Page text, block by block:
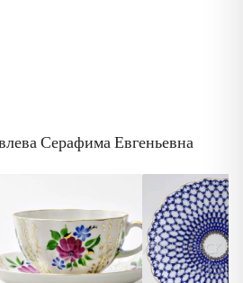
Серафима Евгеньевна